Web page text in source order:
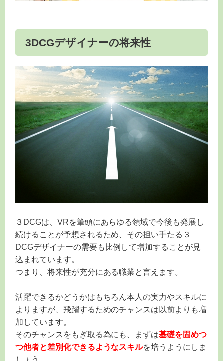
3DCGデザイナーの将来性
３DCGは、VRを筆頭にあらゆる領域で今後も発展し
続けることが予想されるため、その担い手たる３
DCGデザイナーの需要も比例して増加することが見
込まれています。
つまり、将来性が充分にある職業と言えます。
活躍できるかどうかはもちろん本人の実力やスキルに
よりますが、飛躍するためのチャンスは以前よりも増
加しています。
そのチャンスをもぎ取る為にも、まずは基礎を固めつ
つ他者と差別化できるようなスキルを培うようにしま